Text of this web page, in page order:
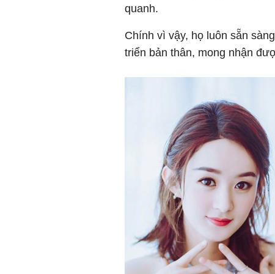
quanh.
Chính vì vậy, họ luôn sẵn
triển bản thân, mong nhận